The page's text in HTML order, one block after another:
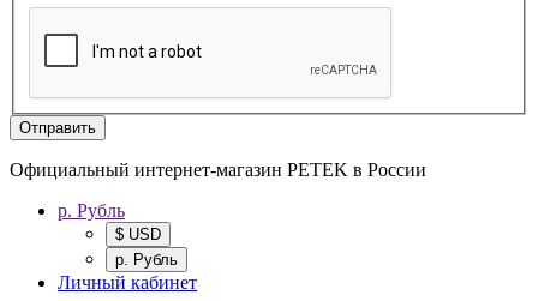
Отправить
Официальный интернет-магазин PETEK в России
р. Рубль
$ USD
р. Рубль
Личный кабинет